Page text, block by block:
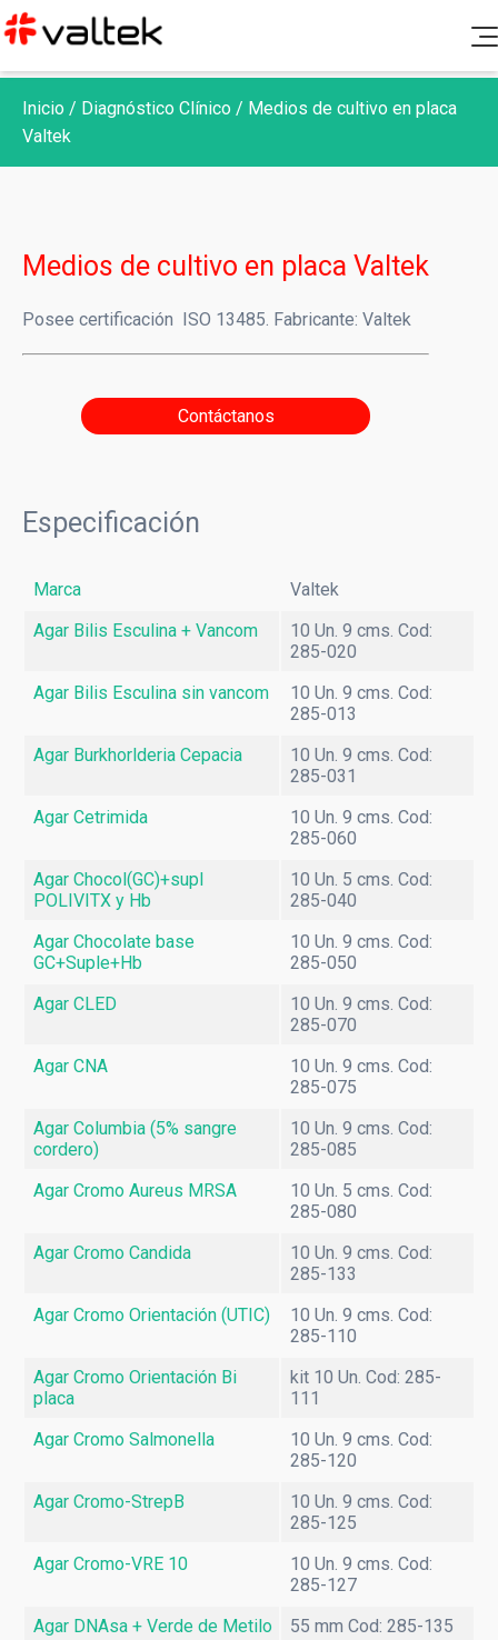
Diagnóstico Clínico
Microbiología
Aseguramiento de calidad
Coagulación
HPLC
Uroanálisis
VHS
Diagnóstico por Imagen
Radiografía
Mamografía
Monitores Médicos
Soporte Post Venta
Fichas de seguridad e insertos
Controles y calibradores
Política de Rechazos y Devoluciones
Canal de denuncias
Inicio / Diagnóstico Clínico / Medios de cultivo en placa
Valtek
Medios de cultivo en placa Valtek
Posee certificación ISO 13485. Fabricante: Valtek
Contáctanos
Especificación
Marca
Valtek
Agar Bilis Esculina + Vancom
10 Un. 9 cms. Cod:
285-020
Agar Bilis Esculina sin vancom
10 Un. 9 cms. Cod:
285-013
Agar Burkhorlderia Cepacia
10 Un. 9 cms. Cod:
285-031
Agar Cetrimida
10 Un. 9 cms. Cod:
285-060
Agar Chocol(GC)+supl
POLIVITX y Hb
10 Un. 5 cms. Cod:
285-040
Agar Chocolate base
GC+Suple+Hb
10 Un. 9 cms. Cod:
285-050
Agar CLED
10 Un. 9 cms. Cod:
285-070
Agar CNA
10 Un. 9 cms. Cod:
285-075
Agar Columbia (5% sangre
cordero)
10 Un. 9 cms. Cod:
285-085
Agar Cromo Aureus MRSA
10 Un. 5 cms. Cod:
285-080
Agar Cromo Candida
10 Un. 9 cms. Cod:
285-133
Agar Cromo Orientación (UTIC)
10 Un. 9 cms. Cod:
285-110
Agar Cromo Orientación Bi
placa
kit 10 Un. Cod: 285-
111
Agar Cromo Salmonella
10 Un. 9 cms. Cod:
285-120
Agar Cromo-StrepB
10 Un. 9 cms. Cod:
285-125
Agar Cromo-VRE 10
10 Un. 9 cms. Cod:
285-127
Agar DNAsa + Verde de Metilo
55 mm Cod: 285-135